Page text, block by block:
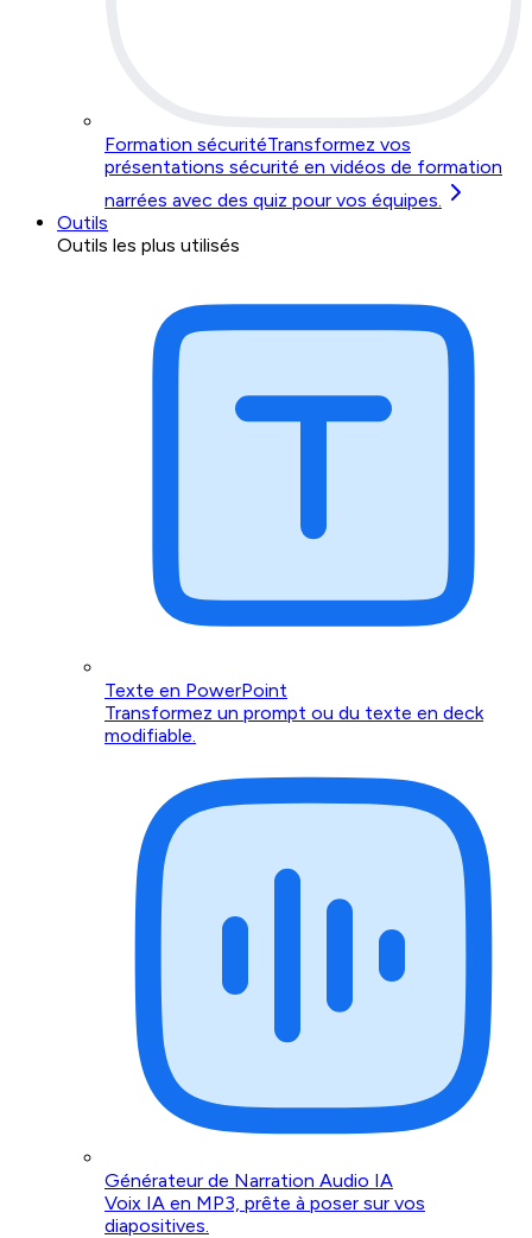
Formation sécuritéTransformez vos
présentations sécurité en vidéos de formation
narrées avec des quiz pour vos équipes.
Outils
Outils les plus utilisés
Texte en PowerPoint
Transformez un prompt ou du texte en deck
modifiable.
Générateur de Narration Audio IA
Voix IA en MP3, prête à poser sur vos
diapositives.